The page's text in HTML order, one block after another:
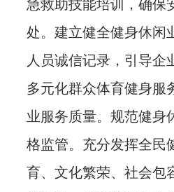
急救助技能培训，确保
处。建立健全健身休闲
人员诚信记录，引导企
多元化群众体育健身服
业服务质量。规范健身
格监管。充分发挥全民
育、文化繁荣、社会包